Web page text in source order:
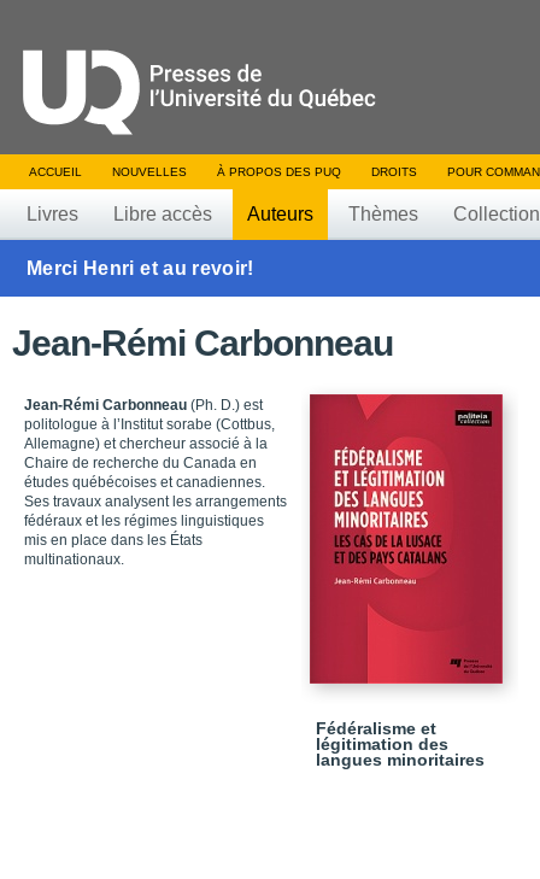
ACCUEIL NOUVELLES À PROPOS DES PUQ DROITS POUR
Livres Libre accès Auteurs Thèmes
Merci Henri et au revoir!
Jean-Rémi Carbonneau
Jean-Rémi Carbonneau (Ph. D.) est
politologue à l’Institut sorabe (Cottbus,
Allemagne) et chercheur associé à la
Chaire de recherche du Canada en
études québécoises et canadiennes.
Ses travaux analysent les arrangements
fédéraux et les régimes linguistiques
mis en place dans les États
multinationaux.
Fédéralisme et
légitimation des
langues minoritaires